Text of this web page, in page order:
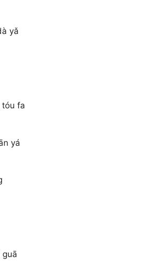
yǎ
tóu fa
yá
guā